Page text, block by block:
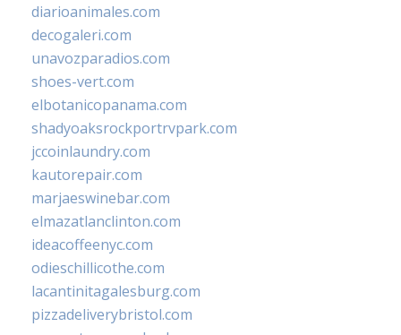
diarioanimales.com
decogaleri.com
unavozparadios.com
shoes-vert.com
elbotanicopanama.com
shadyoaksrockportrvpark.com
jccoinlaundry.com
kautorepair.com
marjaeswinebar.com
elmazatlanclinton.com
ideacoffeenyc.com
odieschillicothe.com
lacantinitagalesburg.com
pizzadeliverybristol.com